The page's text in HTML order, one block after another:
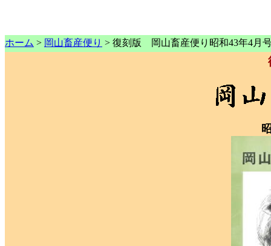
ホーム > 岡山畜産便り > 復刻版 岡山畜産便り昭和43年4月